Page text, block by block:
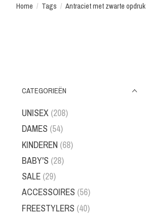
Home / Tags / Antraciet met zwarte opdruk
CATEGORIEËN
UNISEX (208)
DAMES (54)
KINDEREN (68)
BABY'S (28)
SALE (29)
ACCESSOIRES (56)
FREESTYLERS (40)